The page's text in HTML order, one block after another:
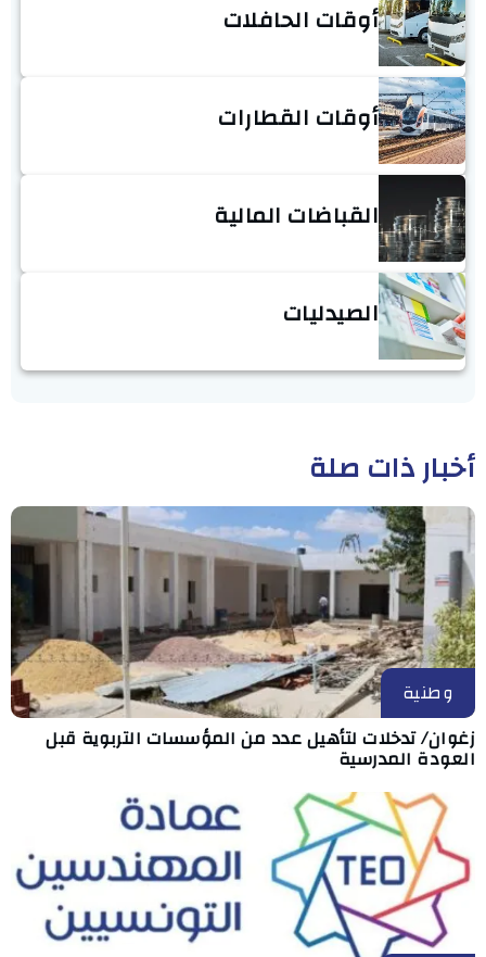
أوقات الحافلات
أوقات القطارات
القباضات المالية
الصيدليات
أخبار ذات صلة
وطنية
زغوان/ تدخلات لتأهيل عدد من المؤسسات التربوية قبل
العودة المدرسية